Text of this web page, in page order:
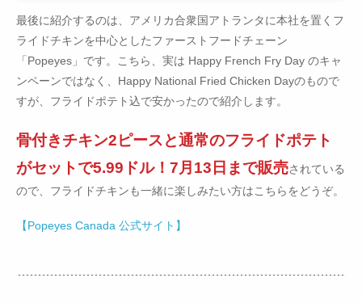
最後に紹介するのは、アメリカ合衆国アトランタに本社を置くフ
ライドチキンを中心としたファーストフードチェーン
「Popeyes」です。こちら、実は Happy French Fry Day のキャ
ンペーンではなく、Happy National Fried Chicken Dayのもので
すが、フライドポテト込で安かったので紹介します。
骨付きチキン2ピースと通常のフライドポテト
がセットで5.99ドル！7月13日まで販売されている
ので、フライドチキンも一緒に楽しみたい方はこちらをどうぞ。
【Popeyes Canada 公式サイト】